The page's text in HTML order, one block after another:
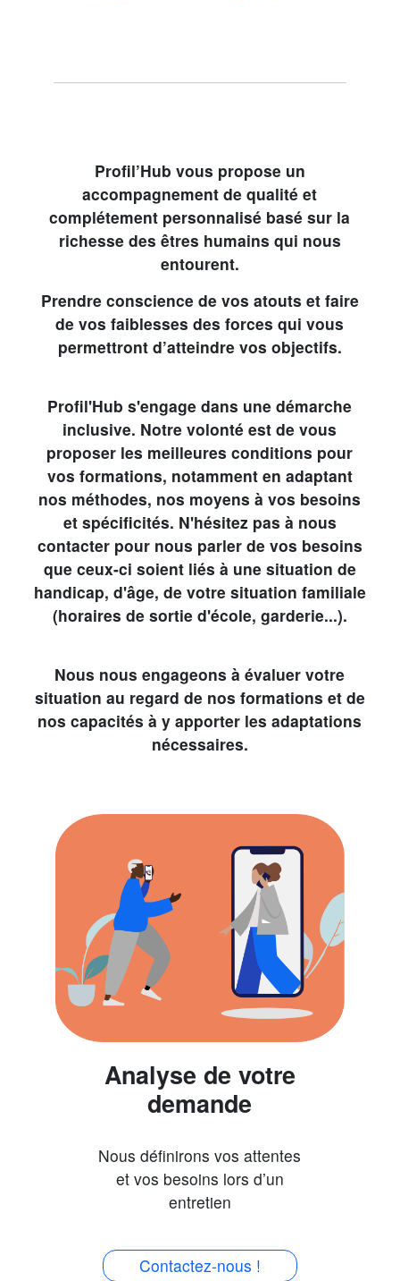
Profil’Hub vous propose un
accompagnement de qualité et
complétement personnalisé basé sur la
richesse des êtres humains qui nous
entourent.
Prendre conscience de vos atouts et faire
de vos faiblesses des forces qui vous
permettront d’atteindre vos objectifs.
Profil'Hub s'engage dans une démarche
inclusive. Notre volonté est de vous
proposer les meilleures conditions pour
vos formations, notamment en adaptant
nos méthodes, nos moyens à vos besoins
et spécificités. N'hésitez pas à nous
contacter pour nous parler de vos besoins
que ceux-ci soient liés à une situation de
handicap, d'âge, de votre situation familiale
(horaires de sortie d'école, garderie...).
Nous nous engageons à évaluer votre
situation au regard de nos formations et de
nos capacités à y apporter les adaptations
nécessaires.
Analyse de votre
demande
Nous définirons vos attentes
et vos besoins lors d’un
entretien
Contactez-nous !